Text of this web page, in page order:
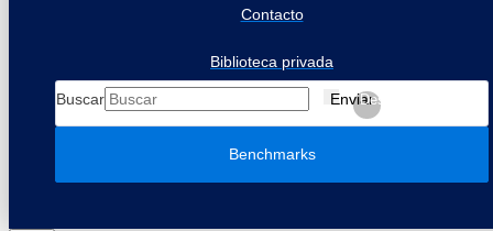
Contacto
Biblioteca privada
Buscar EnviarDespejar
Benchmarks